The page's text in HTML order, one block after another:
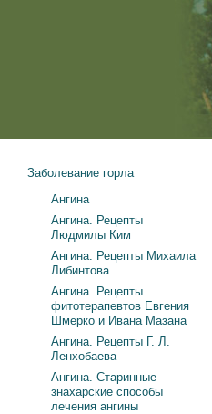
Заболевание горла
Ангина
Ангина. Рецепты
Людмилы Ким
Ангина. Рецепты Михаила
Либинтова
Ангина. Рецепты
фитотерапевтов Евгения
Шмерко и Ивана Мазана
Ангина. Рецепты Г. Л.
Ленхобаева
Ангина. Старинные
знахарские способы
лечения ангины